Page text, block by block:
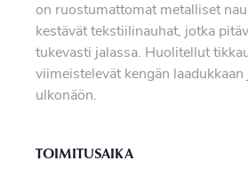
on ruostumattomat metalliset
kestävät tekstiilinauhat, jotka
tukevasti jalassa. Huolitellut
viimeistelevät kengän laadukkaan
ulkonäön.
TOIMITUSAIKA